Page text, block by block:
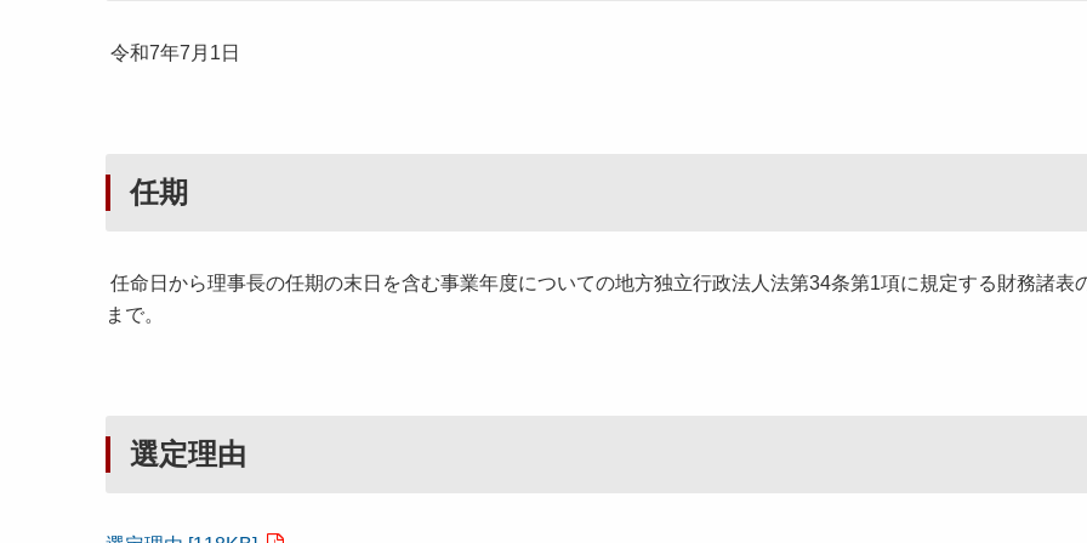
令和7年7月1日
任期
任命日から理事長の任期の末日を含む事業年度についての地方独立行政法人法第34条第1項に規定する財務諸表
まで。
選定理由